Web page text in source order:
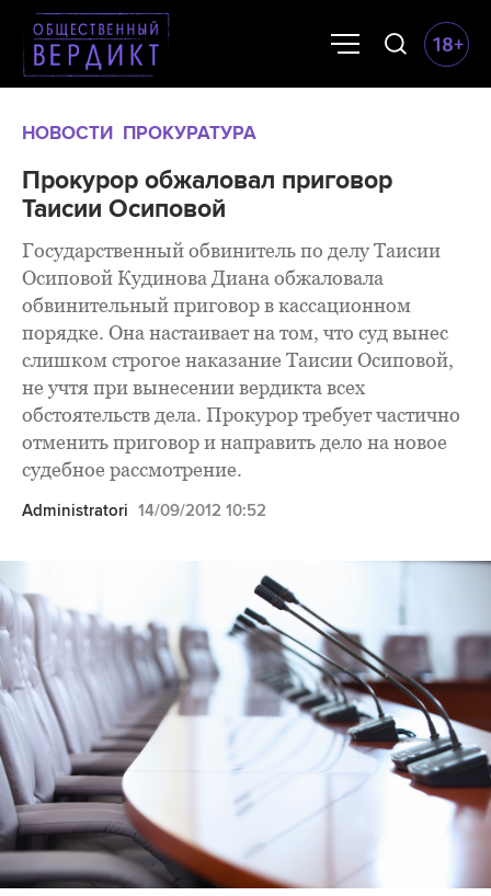
НОВОСТИ ПРОКУРАТУРА
Прокурор обжаловал приговор
Таисии Осиповой
Administratori 14/09/2012 10:52
Государственный обвинитель по делу Таисии
Осиповой Кудинова Диана обжаловала
обвинительный приговор в кассационном
порядке. Она настаивает на том, что суд вынес
слишком строгое наказание Таисии Осиповой,
не учтя при вынесении вердикта всех
обстоятельств дела. Прокурор требует частично
отменить приговор и направить дело на новое
судебное рассмотрение.